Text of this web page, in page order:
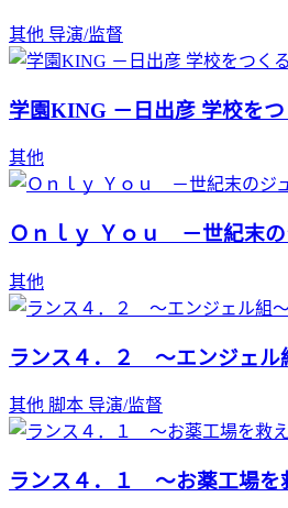
其他 导演/监督
学園KING －日出彦 学校をつ
其他
Ｏｎｌｙ Ｙｏｕ －世紀末の
其他
ランス４．２ ～エンジェル
其他 脚本 导演/监督
ランス４．１ ～お薬工場を